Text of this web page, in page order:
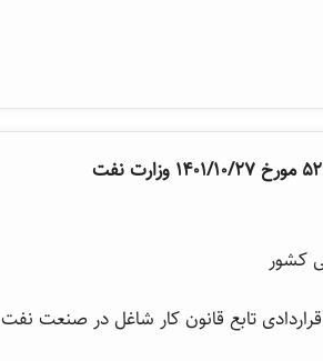
کشور
تابع قانون کار شاغل در صنعت نفت